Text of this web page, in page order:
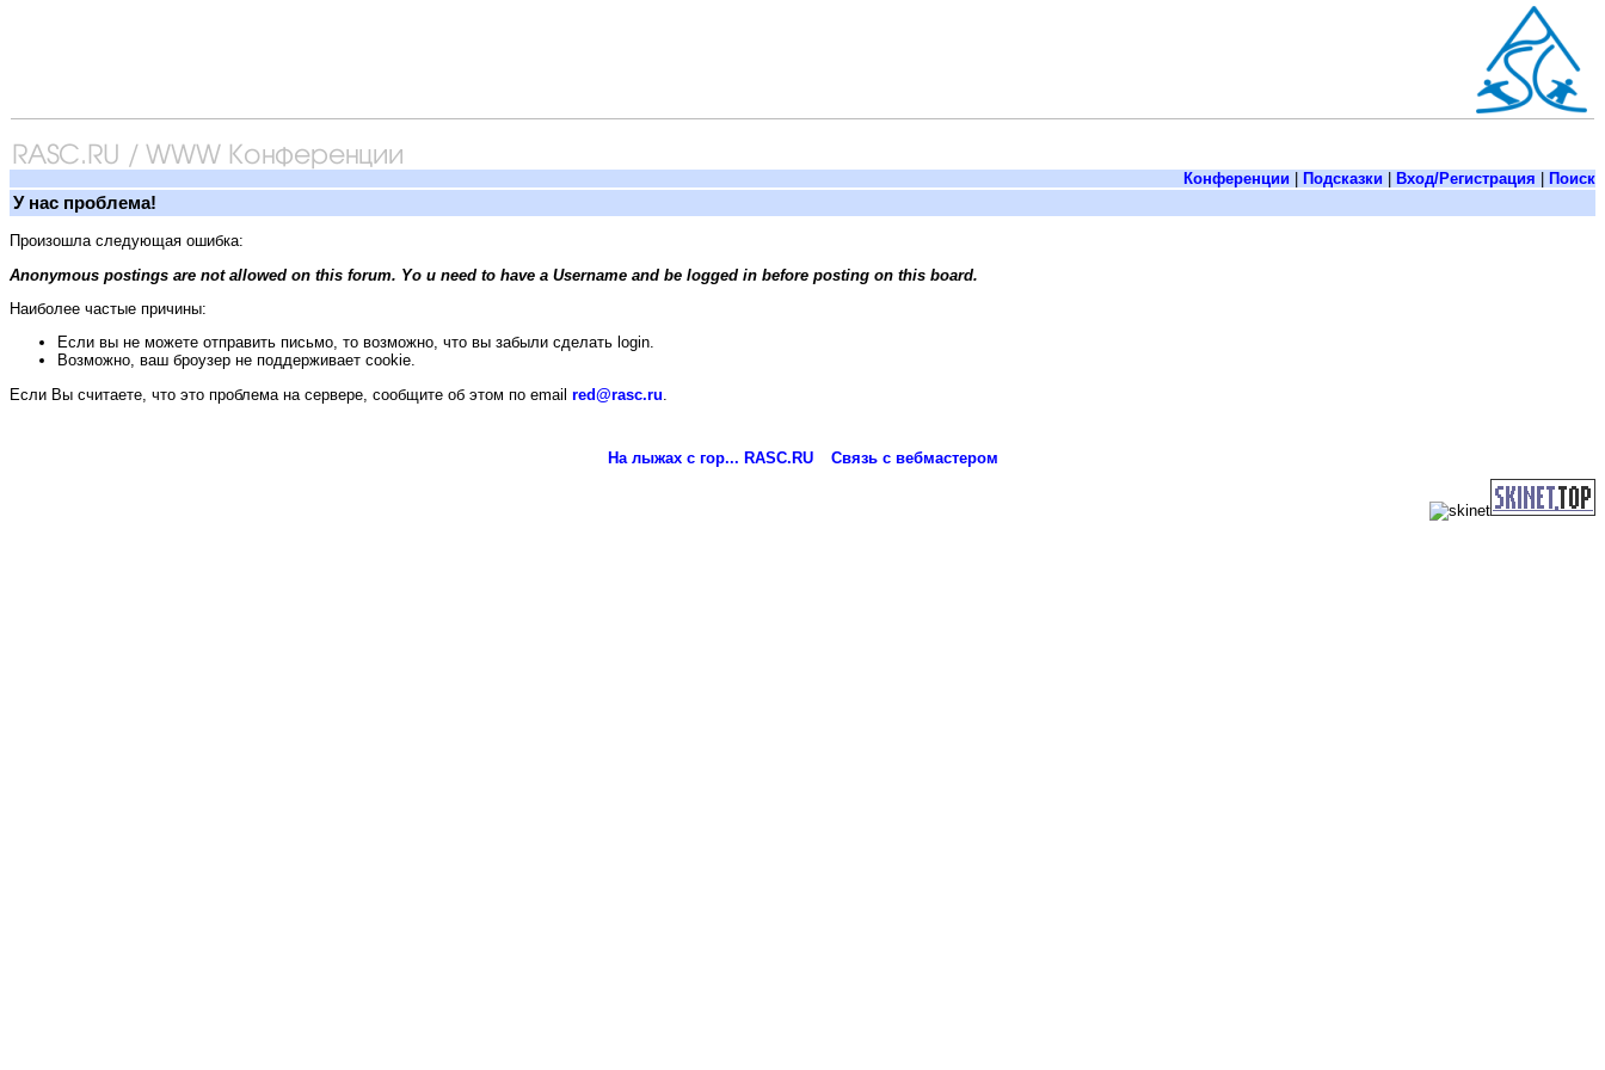
Конференции Подсказки Вход/Регистрация Поиск
У нас проблема!
Произошла следующая ошибка:
Anonymous postings are not allowed on this forum. Yo u need to have a Username and be logged in before posting on this board.
Наиболее частые причины:
Если вы не можете отправить письмо, то возможно, что вы забыли сделать login.
Возможно, ваш броузер не поддерживает cookie.
Если Вы считаете, что это проблема на сервере, сообщите об этом по email red@rasc.ru
На лыжах с гор... RASC.RU Связь с вебмастером